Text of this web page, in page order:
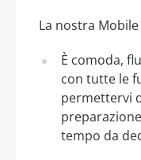
La nostra Mobile
È comoda,
con tutte le
permettervi
tempo da